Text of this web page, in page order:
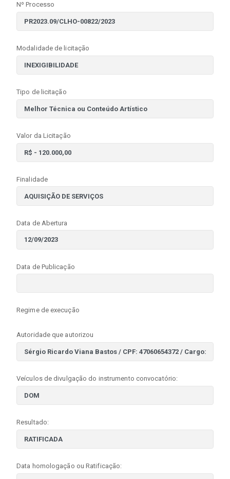
Nº Processo
Modalidade de licitação
Tipo de licitação
Valor da Licitação
Finalidade
Data de Abertura
Data de Publicação
Regime de execução
Autoridade que autorizou
Veículos de divulgação do instrumento convocatório:
Resultado:
Data homologação ou Ratificação: